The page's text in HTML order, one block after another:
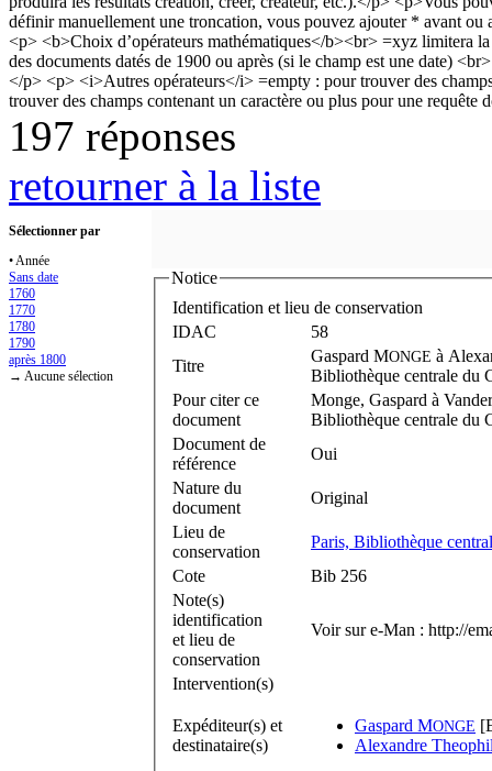
197 réponses
retourner à la liste
Sélectionner par
• Année
Sans date
1760
1770
1780
1790
après 1800
→ Aucune sélection
Notice
Identification et lieu de conservation
IDAC
58
Titre
Gaspard MONGE à
Bibliothèque centrale du
Pour citer ce
document
Monge, Gaspard à
Bibliothèque centrale du
Document de
référence
Oui
Nature du
document
Original
Lieu de
conservation
Paris, Bibliothèque
Cote
Bib 256
Note(s)
identification
et lieu de
conservation
Voir sur e-Man : http://
Intervention(s)
Expéditeur(s) et
destinataire(s)
Gaspard MONGE
Alexandre